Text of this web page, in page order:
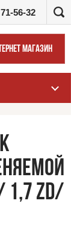
56-32
МАГАЗИН
1,7 ZD/